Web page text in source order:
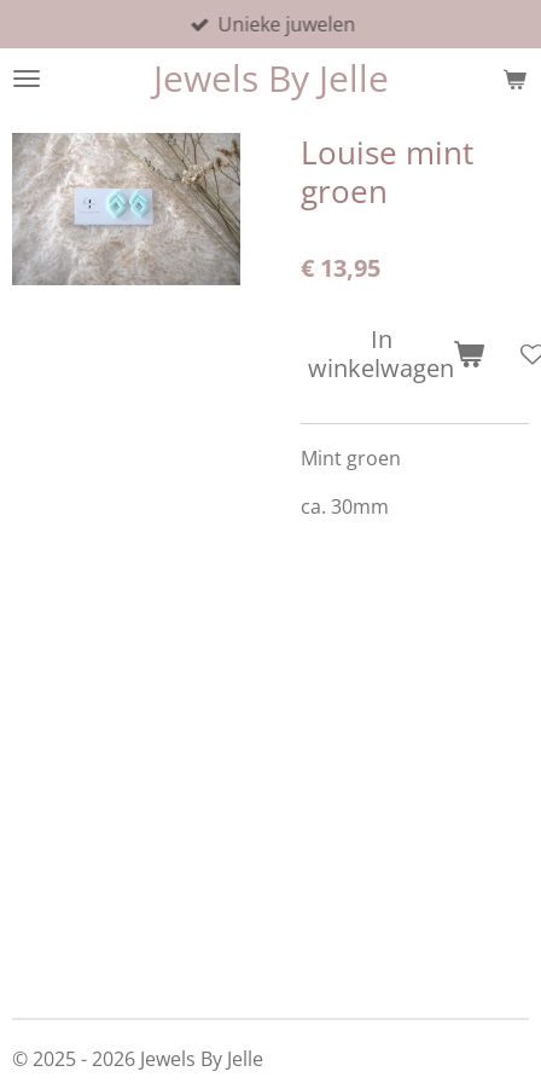
direct
naar
hoofdinhoud
Jewels By Jelle
Unieke juwelen
Louise mint
groen
€ 13,95
In
winkelwagen
Mint groen
ca. 30mm
© 2025 - 2026 Jewels By Jelle